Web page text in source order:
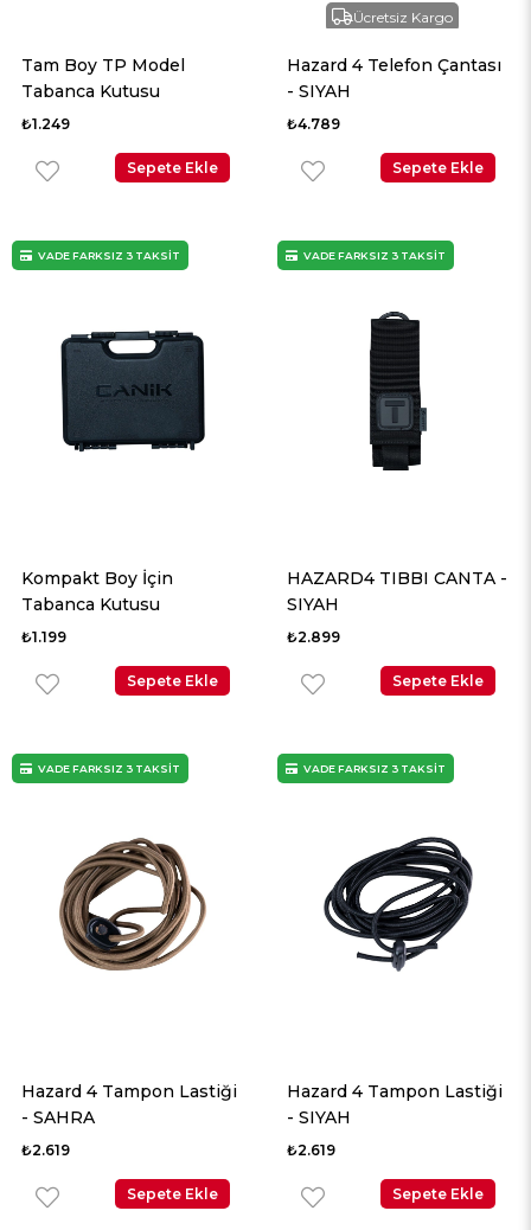
Tam Boy TP Model
Tabanca Kutusu
₺1.249
Sepete Ekle
Ücretsiz Kargo
Hazard 4 Telefon Çantası
- SIYAH
₺4.789
Sepete Ekle
Kompakt Boy İçin
Tabanca Kutusu
₺1.199
Sepete Ekle
VADE FARKSIZ 3 TAKSİT
HAZARD4 TIBBI CANTA -
SIYAH
₺2.899
Sepete Ekle
VADE FARKSIZ 3 TAKSİT
Hazard 4 Tampon Lastiği
- SAHRA
₺2.619
Sepete Ekle
VADE FARKSIZ 3 TAKSİT
Hazard 4 Tampon Lastiği
- SIYAH
₺2.619
Sepete Ekle
VADE FARKSIZ 3 TAKSİT